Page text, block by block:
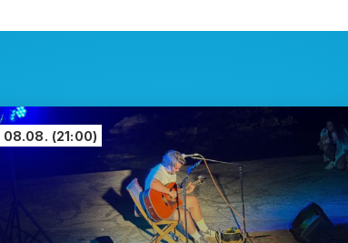
08.08. (21:00)